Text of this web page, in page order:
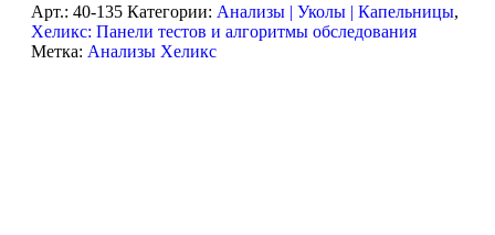
Арт.: 40-135 Категории: Анализы | Уколы | Капельницы,
Хеликс: Панели тестов и алгоритмы обследования
Метка: Анализы Хеликс